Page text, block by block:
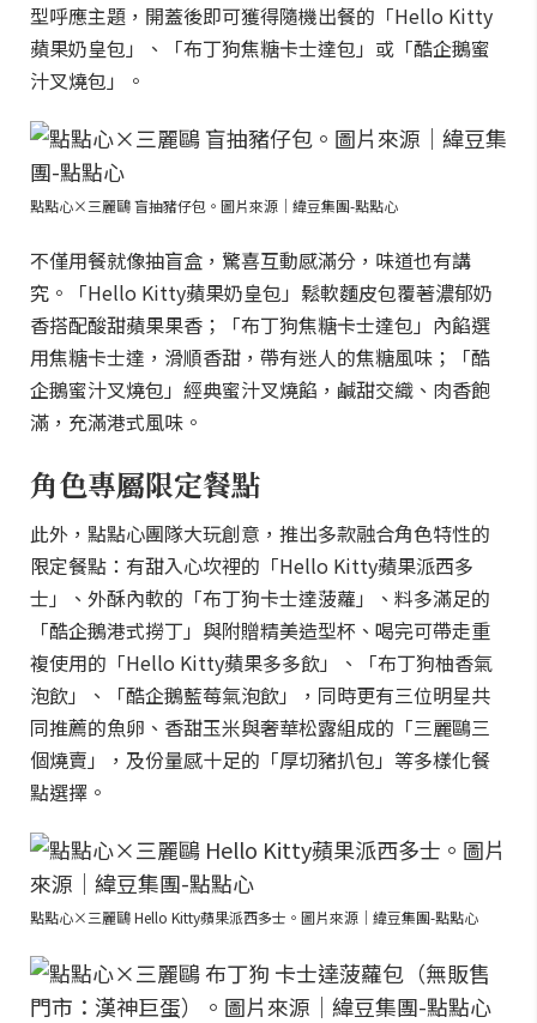
型呼應主題，開蓋後即可獲得隨機出餐的「Hello Kitty
蘋果奶皇包」、「布丁狗焦糖卡士達包」或「酷企鵝蜜
汁叉燒包」。
點點心×三麗鷗 盲抽豬仔包。圖片來源｜緯豆集團-點點心
不僅用餐就像抽盲盒，驚喜互動感滿分，味道也有講
究。「Hello Kitty蘋果奶皇包」鬆軟麵皮包覆著濃郁奶
香搭配酸甜蘋果果香；「布丁狗焦糖卡士達包」內餡選
用焦糖卡士達，滑順香甜，帶有迷人的焦糖風味；「酷
企鵝蜜汁叉燒包」經典蜜汁叉燒餡，鹹甜交織、肉香飽
滿，充滿港式風味。
角色專屬限定餐點
此外，點點心團隊大玩創意，推出多款融合角色特性的
限定餐點：有甜入心坎裡的「Hello Kitty蘋果派西多
士」、外酥內軟的「布丁狗卡士達菠蘿」、料多滿足的
「酷企鵝港式撈丁」與附贈精美造型杯、喝完可帶走重
複使用的「Hello Kitty蘋果多多飲」、「布丁狗柚香氣
泡飲」、「酷企鵝藍莓氣泡飲」，同時更有三位明星共
同推薦的魚卵、香甜玉米與奢華松露組成的「三麗鷗三
個燒賣」，及份量感十足的「厚切豬扒包」等多樣化餐
點選擇。
點點心×三麗鷗 Hello Kitty蘋果派西多士。圖片來源｜緯豆集團-點點心